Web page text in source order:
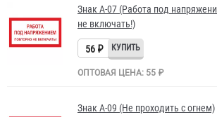
Знак A-07 (Работа под
не включать!)
56 ₽
ОПТОВАЯ ЦЕНА: 55 ₽
Знак A-09 (Не проходить с огнем)